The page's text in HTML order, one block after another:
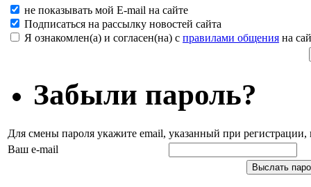
не показывать мой E-mail на сайте
Подписаться на рассылку новостей сайта
Я ознакомлен(а) и согласен(на) с правилами общения на
Забыли пароль?
Для смены пароля укажите email, указанный при
Ваш e-mail